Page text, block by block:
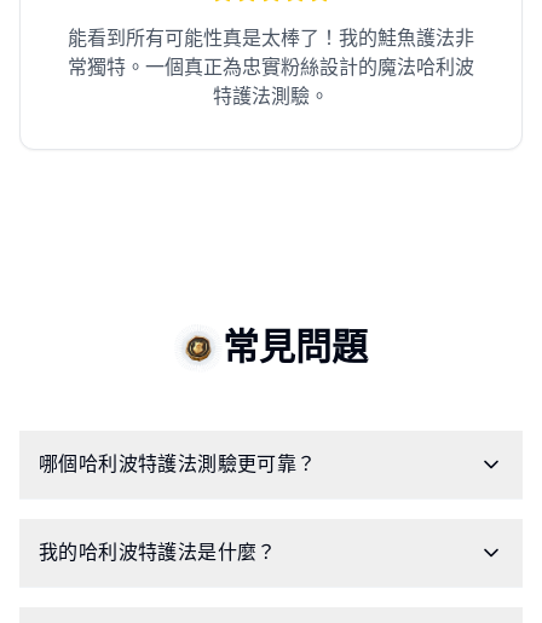
能看到所有可能性真是太棒了！我的鮭魚護法非
常獨特。一個真正為忠實粉絲設計的魔法哈利波
特護法測驗。
常見問題
哪個哈利波特護法測驗更可靠？
我的哈利波特護法是什麼？